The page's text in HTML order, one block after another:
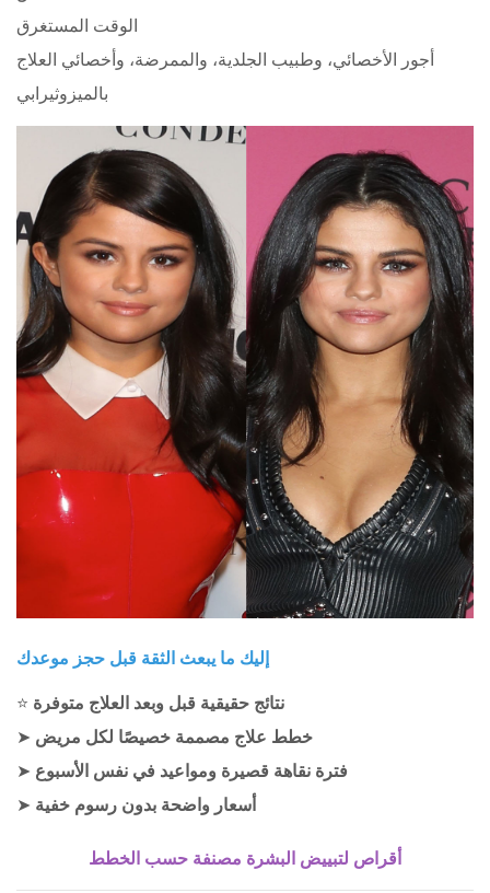
الوقت المستغرق
أجور الأخصائي، وطبيب الجلدية، والممرضة، وأخصائي العلاج
بالميزوثيرابي
إليك ما يبعث الثقة قبل حجز موعدك
⭐ نتائج حقيقية قبل وبعد العلاج متوفرة
➤ خطط علاج مصممة خصيصًا لكل مريض
➤ فترة نقاهة قصيرة ومواعيد في نفس الأسبوع
➤ أسعار واضحة بدون رسوم خفية
أقراص لتبييض البشرة مصنفة حسب الخطط